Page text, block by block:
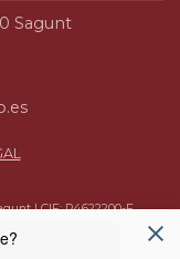
Sagunt
| CIF: P4622200-F